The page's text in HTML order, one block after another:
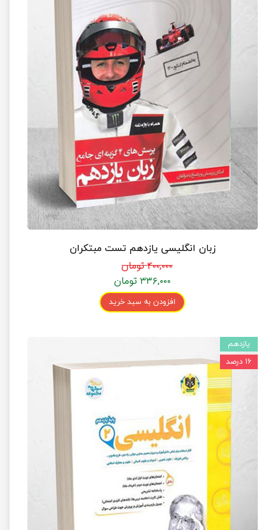
زبان انگلیسی یازدهم تست مبتکران
۴۰۰,۰۰۰ تومان
۳۳۶,۰۰۰ تومان
افزودن به سبد خرید
یازدهم
۱۶ درصد